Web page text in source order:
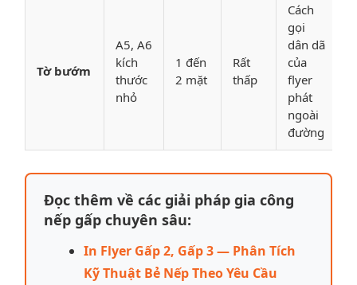
Tờ bướm
A5, A6
kích
thước
nhỏ
1 đến
2 mặt
Rất
thấp
Cách
gọi
dân dã
của
flyer
phát
ngoài
đường
Đọc thêm về các giải pháp gia công
nếp gấp chuyên sâu:
In Flyer Gấp 2, Gấp 3 — Phân Tích
Kỹ Thuật Bẻ Nếp Theo Yêu Cầu